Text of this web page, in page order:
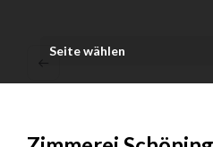
Seite wählen